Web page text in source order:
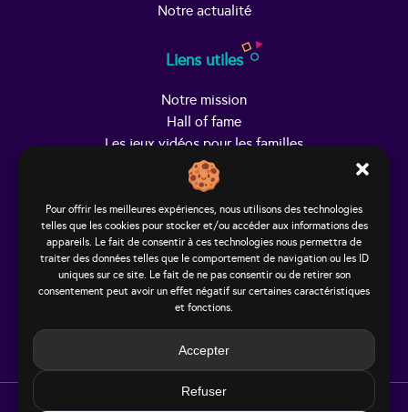
Pour offrir les meilleures expériences, nous utilisons des technologies
telles que les cookies pour stocker et/ou accéder aux informations des
appareils. Le fait de consentir à ces technologies nous permettra de
traiter des données telles que le comportement de navigation ou les ID
uniques sur ce site. Le fait de ne pas consentir ou de retirer son
consentement peut avoir un effet négatif sur certaines caractéristiques
et fonctions.
Accepter
Refuser
Notre actualité
Liens utiles
Notre mission
Hall of fame
Les jeux vidéos pour les familles
Trouver Helpy
Le studio
65, rue Hénon
69004 Lyon - France
contact@helpy-lejeu.fr